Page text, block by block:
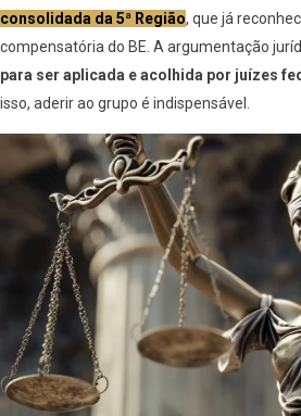
consolidada da 5ª Região, que já
compensatória do BE. A argumentação
para ser aplicada e acolhida por juízes
isso, aderir ao grupo é indispensável.